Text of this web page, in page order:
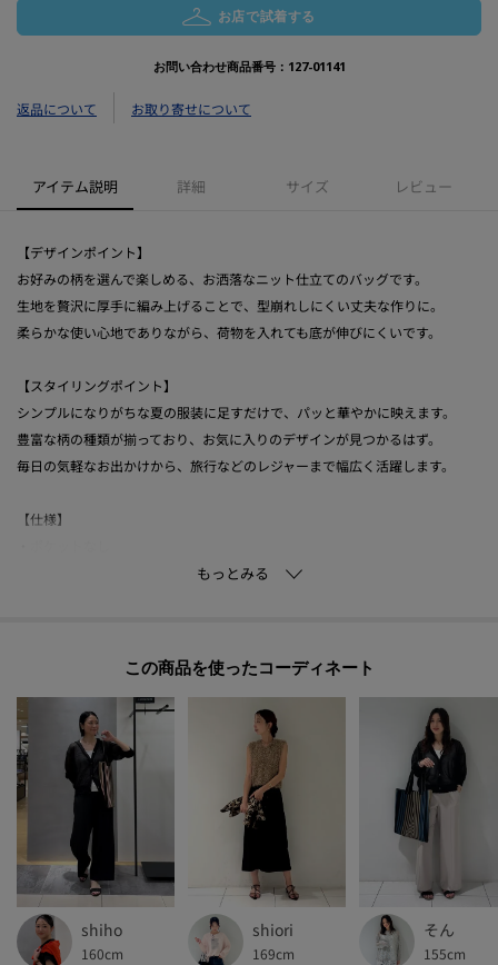
お店で試着する
お問い合わせ商品番号： 127-01141
返品について お取り寄せについて
アイテム説明 詳細 サイズ レビュー
【デザインポイント】
お好みの柄を選んで楽しめる、お洒落なニット仕立てのバッグです。
生地を贅沢に厚手に編み上げることで、型崩れしにくい丈夫な作りに。
柔らかな使い心地でありながら、荷物を入れても底が伸びにくいです。
【スタイリングポイント】
シンプルになりがちな夏の服装に足すだけで、パッと華やかに映えます。
豊富な柄の種類が揃っており、お気に入りのデザインが見つかるはず。
毎日の気軽なお出かけから、旅行などのレジャーまで幅広く活躍します。
【仕様】
パソコン・スマートフォンなどの環境により、若干製品と画像のカラーが異
なる場合もございます。
この商品を使った
shiho
160cm
shiori
169cm
そん
155cm